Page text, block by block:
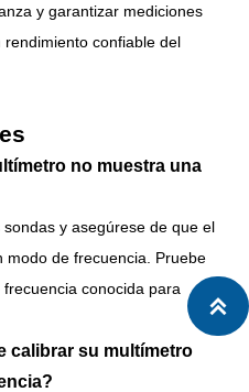
y garantizar mediciones
confiable del
no muestra una
y asegúrese de que el
modo de frecuencia. Pruebe
conocida para
calibrar su multímetro
